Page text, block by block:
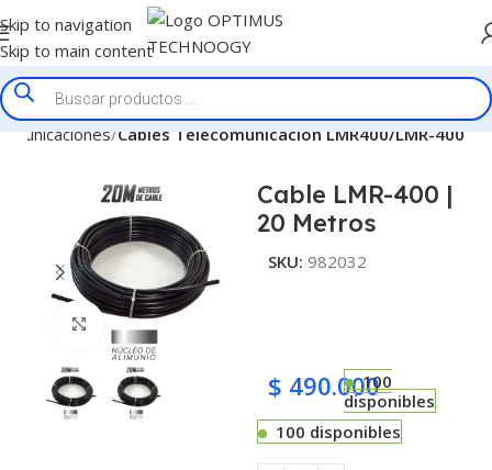
Skip to navigation
Skip to main content
Cables Telecomunicación LMR400/LMR-400
Click to enlarge
Cable LMR-400 |
20 Metros
SKU: 982032
$ 490.000
100
disponibles
100 disponibles